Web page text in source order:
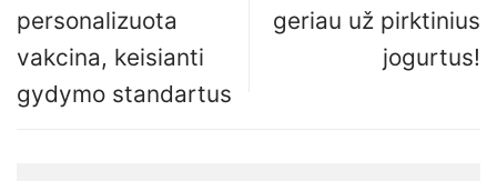
personalizuota
vakcina, keisianti
gydymo standartus
geriau už pirktinius
jogurtus!